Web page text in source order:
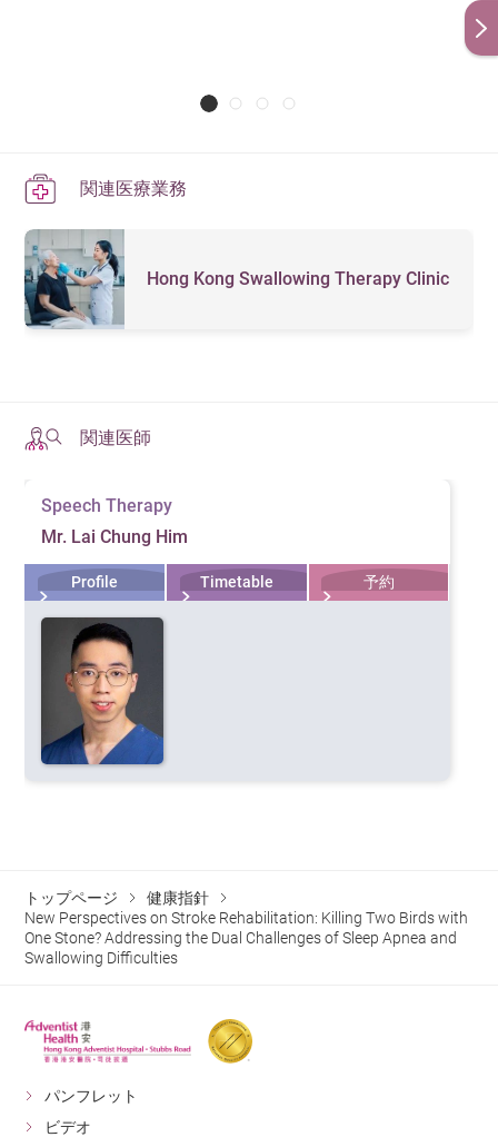
関連医療業務
Hong Kong Swallowing Therapy Clinic
関連医師
Speech Therapy
Mr. Lai Chung Him
Profile Timetable 予約
トップページ
健康指針
New Perspectives on Stroke Rehabilitation: Killing Two Birds with
One Stone? Addressing the Dual Challenges of Sleep Apnea and
Swallowing Difficulties
パンフレット
ビデオ